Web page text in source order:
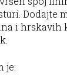
Dodajte
i hrskavih
je: